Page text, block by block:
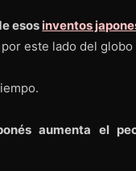
esosinventos
por este lado del
aumenta el